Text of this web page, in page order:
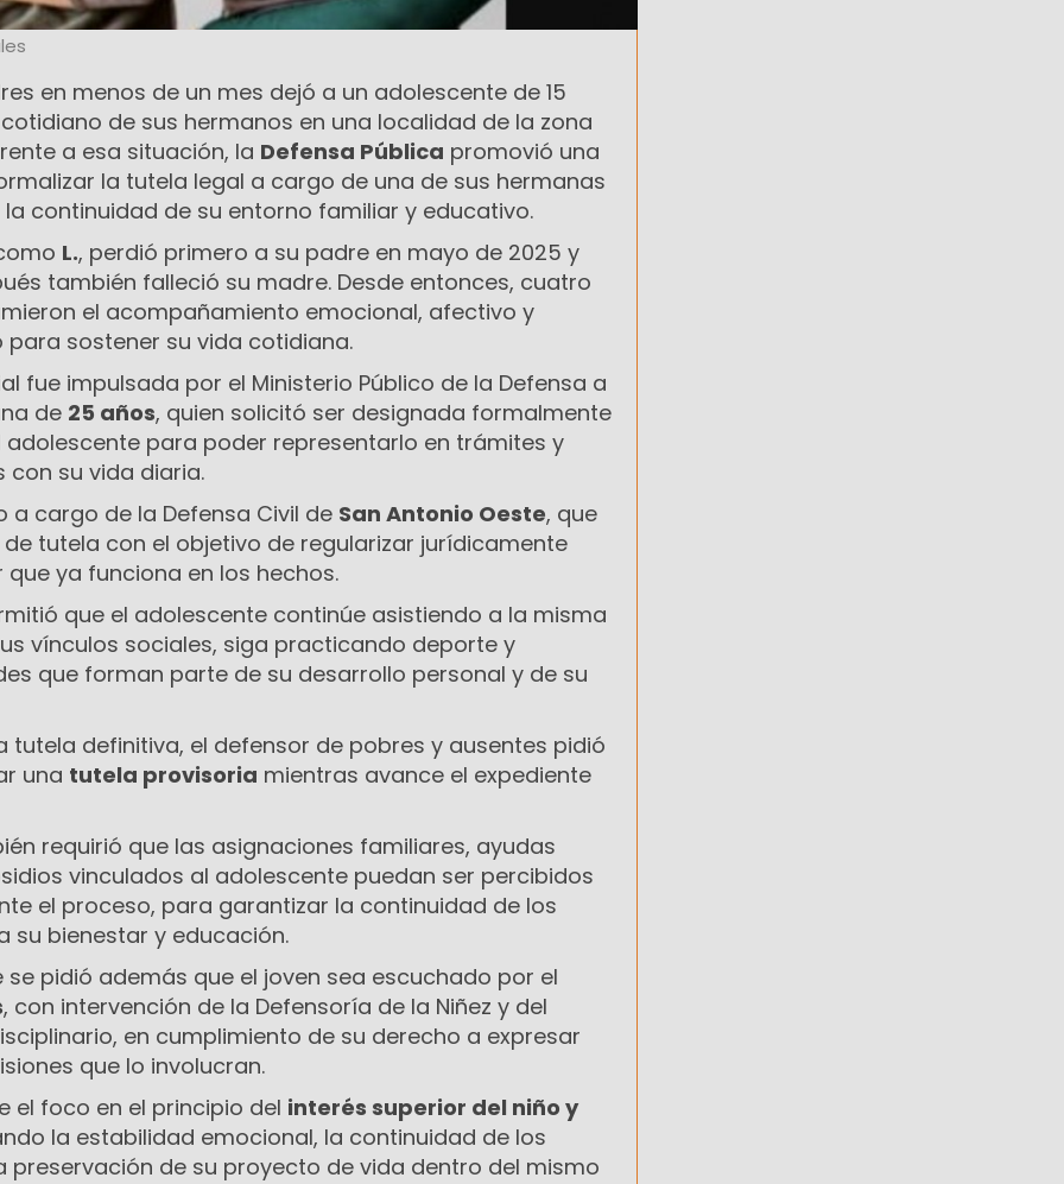
en menos de un mes dejó a un adolescente de 15
de sus hermanos en una localidad de la zona
a esa situación, la Defensa Pública promovió una
la tutela legal a cargo de una de sus hermanas
continuidad de su entorno familiar y educativo.
L., perdió primero a su padre en mayo de 2025 y
también falleció su madre. Desde entonces, cuatro
el acompañamiento emocional, afectivo y
sostener su vida cotidiana.
fue impulsada por el Ministerio Público de la Defensa a
de 25 años, quien solicitó ser designada formalmente
para poder representarlo en trámites y
con su vida diaria.
a cargo de la Defensa Civil de San Antonio Oeste, que
tutela con el objetivo de regularizar jurídicamente
ya funciona en los hechos.
que el adolescente continúe asistiendo a la misma
vínculos sociales, siga practicando deporte y
que forman parte de su desarrollo personal y de su
tutela definitiva, el defensor de pobres y ausentes pidió
una tutela provisoria mientras avance el expediente
requirió que las asignaciones familiares, ayudas
vinculados al adolescente puedan ser percibidos
el proceso, para garantizar la continuidad de los
su bienestar y educación.
se pidió además que el joven sea escuchado por el
, con intervención de la Defensoría de la Niñez y del
en cumplimiento de su derecho a expresar
que lo involucran.
el foco en el principio del interés superior del niño y
la estabilidad emocional, la continuidad de los
preservación de su proyecto de vida dentro del mismo